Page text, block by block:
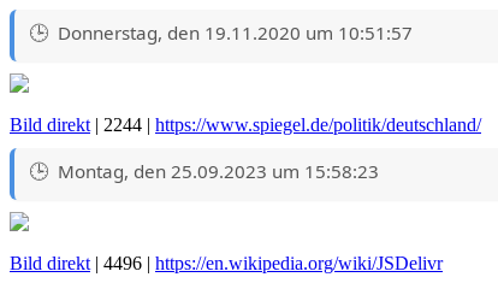
Donnerstag, den 19.11.2020 um 10:51:57
Bild direkt | 2244 | https://www.spiegel.de/politik/deutschland/
Montag, den 25.09.2023 um 15:58:23
Bild direkt | 4496 | https://en.wikipedia.org/wiki/JSDelivr